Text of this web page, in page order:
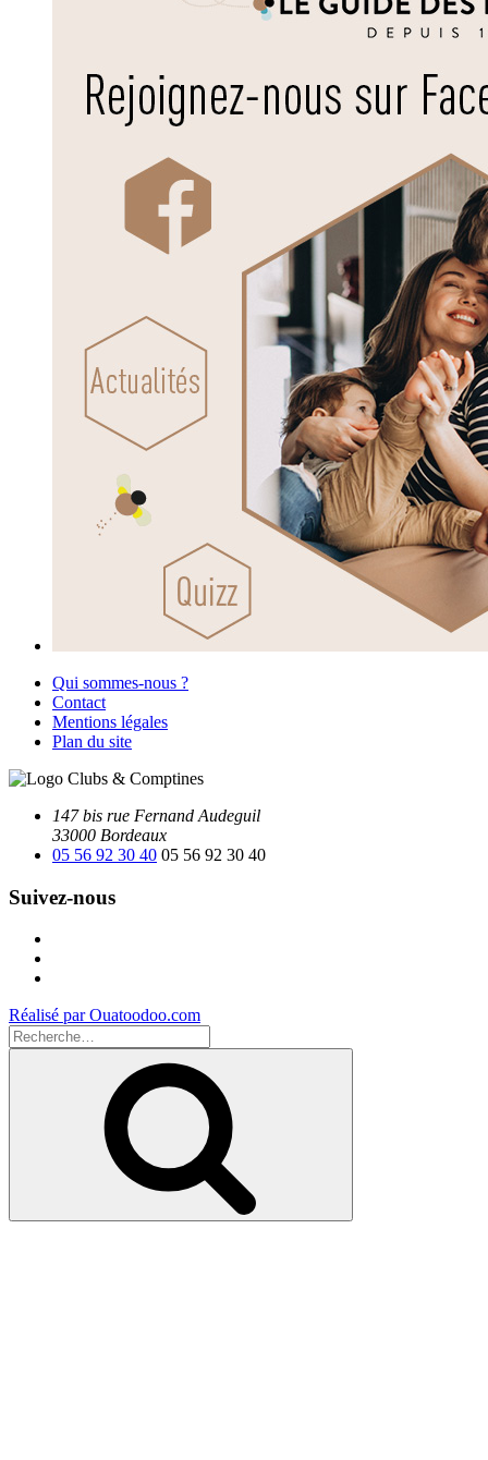
Qui sommes-nous ?
Contact
Mentions légales
Plan du site
147 bis rue Fernand Audeguil
33000 Bordeaux
05 56 92 30 40 05 56 92 30 40
Suivez-nous
Réalisé par Ouatoodoo.com
Recherche
pour